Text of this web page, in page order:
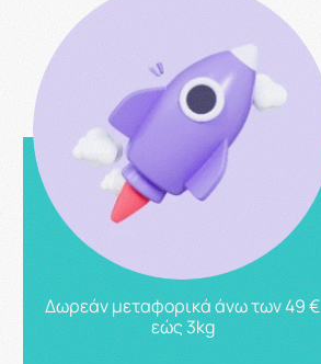
Δωρεάν μεταφορικά άνω των 49 €
εώς 3kg